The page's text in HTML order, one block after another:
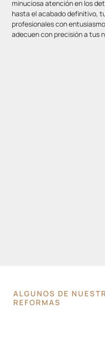
minuciosa atención en los
hasta el acabado definitivo,
profesionales con
adecuen con precisión a tus
ALGUNOS DE
REFORMAS